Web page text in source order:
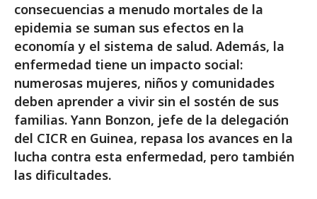
consecuencias a menudo mortales de la
epidemia se suman sus efectos en la
economía y el sistema de salud. Además, la
enfermedad tiene un impacto social:
numerosas mujeres, niños y comunidades
deben aprender a vivir sin el sostén de sus
familias. Yann Bonzon, jefe de la delegación
del CICR en Guinea, repasa los avances en la
lucha contra esta enfermedad, pero también
las dificultades.